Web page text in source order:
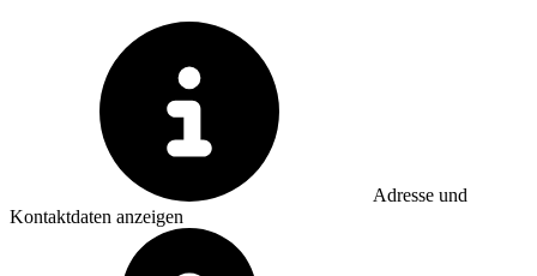
Adresse und
Kontaktdaten anzeigen